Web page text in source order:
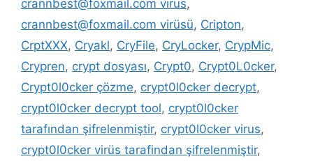
crannbest@foxmail.com virüs,
crannbest@foxmail.com virüsü, Cripton,
CrptXXX, Cryakl, CryFile, CryLocker, CrypMic,
Crypren, crypt dosyası, Crypt0, Crypt0L0cker,
Crypt0l0cker çözme, crypt0l0cker decrypt,
crypt0l0cker decrypt tool, crypt0l0cker
tarafından şifrelenmiştir, crypt0l0cker virus,
crypt0l0cker virüs tarafindan şifrelenmiştir,